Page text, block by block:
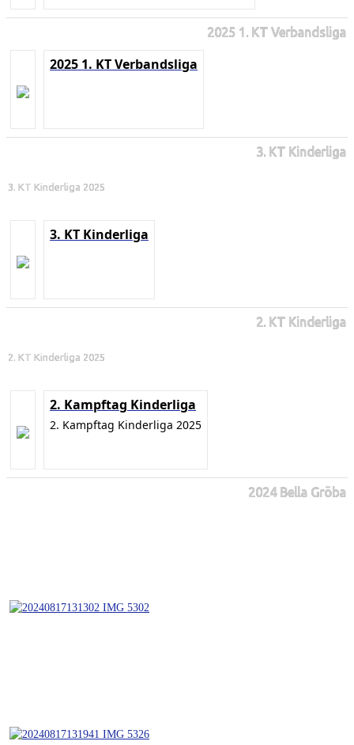
2025 1. KT Verbandsliga
2025 1. KT Verbandsliga
3. KT Kinderliga
3. KT Kinderliga 2025
3. KT Kinderliga
2. KT Kinderliga
2. KT Kinderliga 2025
2. Kampftag Kinderliga
2. Kampftag Kinderliga 2025
2024 Bella Gröba